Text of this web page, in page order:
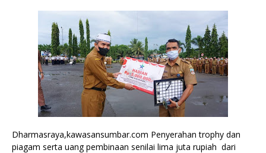
Dharmasraya,kawasansumbar.com Penyerahan trophy dan
piagam serta uang pembinaan senilai lima juta rupiah dari